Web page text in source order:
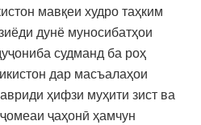
мавқеи худро таҳким
дунё муносибатҳои
судманд ба роҳ
дар масъалаҳои
ҳифзи муҳити зист ва
ҷаҳонӣ ҳамчун